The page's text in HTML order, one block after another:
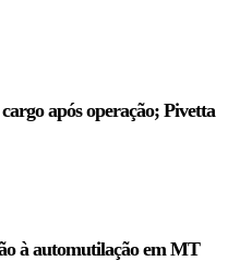
após operação; Pivetta
à automutilação em MT